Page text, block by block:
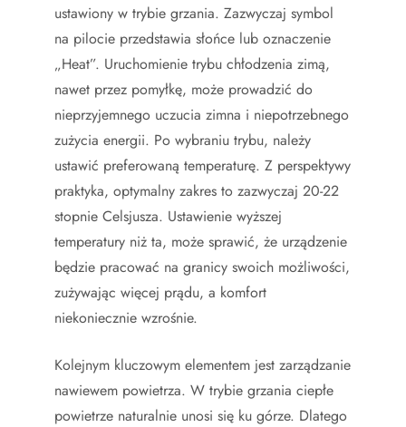
ustawiony w trybie grzania. Zazwyczaj symbol
na pilocie przedstawia słońce lub oznaczenie
„Heat”. Uruchomienie trybu chłodzenia zimą,
nawet przez pomyłkę, może prowadzić do
nieprzyjemnego uczucia zimna i niepotrzebnego
zużycia energii. Po wybraniu trybu, należy
ustawić preferowaną temperaturę. Z perspektywy
praktyka, optymalny zakres to zazwyczaj 20-22
stopnie Celsjusza. Ustawienie wyższej
temperatury niż ta, może sprawić, że urządzenie
będzie pracować na granicy swoich możliwości,
zużywając więcej prądu, a komfort
niekoniecznie wzrośnie.
Kolejnym kluczowym elementem jest zarządzanie
nawiewem powietrza. W trybie grzania ciepłe
powietrze naturalnie unosi się ku górze. Dlatego